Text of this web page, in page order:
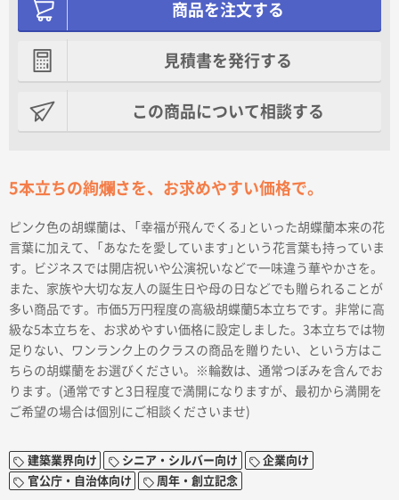
なし
商品を注文する
見積書を発行する
この商品について相談する
5本立ちの絢爛さを、お求めやすい価格で。
ピンク色の胡蝶蘭は、「幸福が飛んでくる」といった胡蝶蘭本来の花
言葉に加えて、「あなたを愛しています」という花言葉も持っていま
す。ビジネスでは開店祝いや公演祝いなどで一味違う華やかさを。
また、家族や大切な友人の誕生日や母の日などでも贈られることが
多い商品です。市価5万円程度の高級胡蝶蘭5本立ちです。非常に高
級な5本立ちを、お求めやすい価格に設定しました。3本立ちでは物
足りない、ワンランク上のクラスの商品を贈りたい、という方はこ
ちらの胡蝶蘭をお選びください。※輪数は、通常つぼみを含んでお
ります。(通常ですと3日程度で満開になりますが、最初から満開を
ご希望の場合は個別にご相談くださいませ)
建築業界向け シニア・シルバー向け
企業向け
官公庁・自治体向け
周年・創立記念